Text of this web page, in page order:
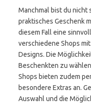
Manchmal bist du nicht
praktisches Geschenk
diesem Fall eine
verschiedene Shops
Designs. Die
Beschenkten zu
Shops bieten zudem
besondere Extras an.
Auswahl und die